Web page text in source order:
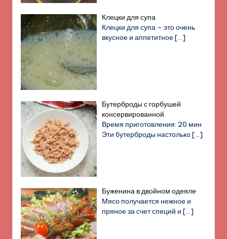
Клецки для супа
Клецки для супа – это очень
вкусное и аппетитное[…]
Бутерброды с горбушей
консервированной
Время приготовления: 20 мин
Эти бутерброды настолько[…]
Буженина в двойном одеяле
Мясо получается нежное и
пряное за счет специй и[…]